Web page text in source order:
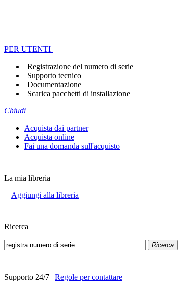
PER UTENTI
Registrazione del numero di serie
Supporto tecnico
Documentazione
Scarica pacchetti di installazione
Chiudi
Acquista dai partner
Acquista online
Fai una domanda sull'acquisto
La mia libreria
+ Aggiungi alla libreria
Ricerca
Ricerca
Supporto 24/7 | Regole per contattare